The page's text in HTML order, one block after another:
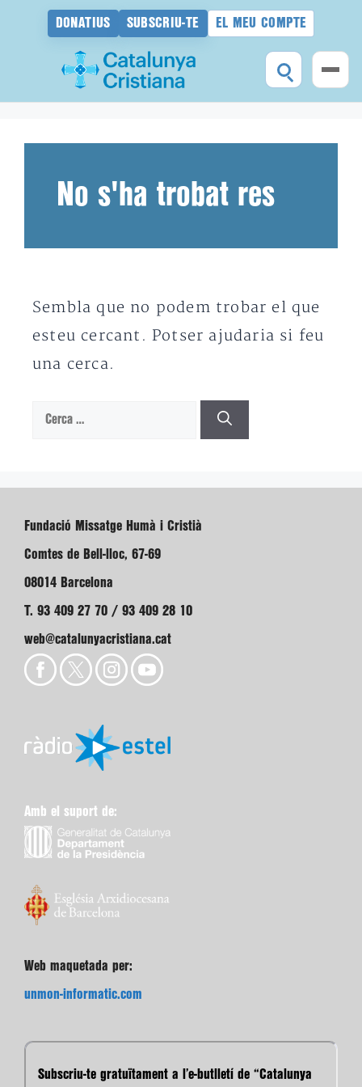
DONATIUS SUBSCRIU-TE EL MEU COMPTE
No s'ha trobat res
Sembla que no podem trobar el que
esteu cercant. Potser ajudaria si feu
una cerca.
Cerca:
Fundació Missatge Humà i Cristià
Comtes de Bell-lloc, 67-69
08014 Barcelona
T. 93 409 27 70 / 93 409 28 10
web@catalunyacristiana.cat
Amb el suport de:
Web maquetada per:
unmon-informatic.com
Subscriu-te gratuïtament a l’e-butlletí de “Catalunya